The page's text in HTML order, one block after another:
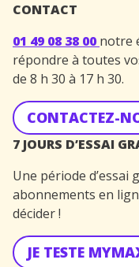
CONTACT
01 49 08 38 00 notre
répondre à toutes
de 8 h 30 à 17 h 30.
CONTACTEZ-
7 JOURS D’ESSAI
Une période
abonnements en
décider !
JE TESTE